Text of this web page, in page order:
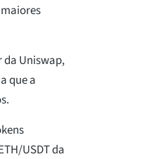
da Uniswap,
que a
USDT da